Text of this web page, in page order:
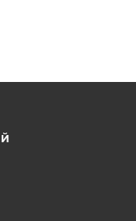
для Вашего